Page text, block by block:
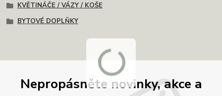
KVĚTINÁČE / VÁZY / KOŠE
BYTOVÉ DOPLŇKY
Nepropásněte novinky, akce a